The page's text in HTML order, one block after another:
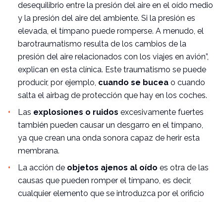
desequilibrio entre la presión del aire en el oído medio
y la presión del aire del ambiente. Si la presión es
elevada, el tímpano puede romperse. A menudo, el
barotraumatismo resulta de los cambios de la
presión del aire relacionados con los viajes en avión”,
explican en esta clínica. Este traumatismo se puede
producir, por ejemplo, cuando se bucea o cuando
salta el airbag de protección que hay en los coches.
Las explosiones o ruidos excesivamente fuertes
también pueden causar un desgarro en el tímpano,
ya que crean una onda sonora capaz de herir esta
membrana.
La acción de objetos ajenos al oído es otra de las
causas que pueden romper el tímpano, es decir,
cualquier elemento que se introduzca por el orificio